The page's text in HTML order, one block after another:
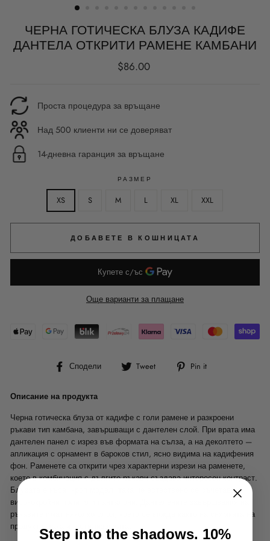
ЧЕРНА ГОТИЧЕСКА БЛУЗА КАДИФЕ
ДАНТЕЛА ОТКРИТИ РАМЕНЕ КАМБАНИ
Редовна
$86.00
Проста процедура за връщане
Над 500 клиенти ни се доверяват
14-дневна гаранция за връщане
РАЗМЕР
XS S M L XL XXL
ДОБАВЕТЕ В КОШНИЦАТА
Още варианти за плащане
Сподели
СподелиTweet
Tweet
Pin it
Описание на продукта
Черна готическа блуза от кадифе с голи рамене и разкроени
ръкави тип камбана, завършващи с дантелен слой. При врата има
дантелен панел с изрез във формата на сълза, а на деколтето —
апликация с орнамент в бароков стил, ясно видима на кадифения
фон. Раменете са открити чрез характерни изрези на раменете,
което в комбинация с дългите ръкави създава интересен контраст.
Блузата е къса, кроп модел, така че естествено се съчетава с
висококройни поли или панталони. Дантелените завършвания на
ръкавите имат няколко слоя, което се вижда както на снимката на
продукта, така и в стилизацията.
Step into the shadows. 10%